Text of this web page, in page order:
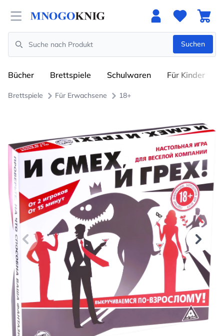
Open menu
Search
Suchen
Bücher Brettspiele Schulwaren Für Kinder
Brettspiele Für Erwachsene 18+